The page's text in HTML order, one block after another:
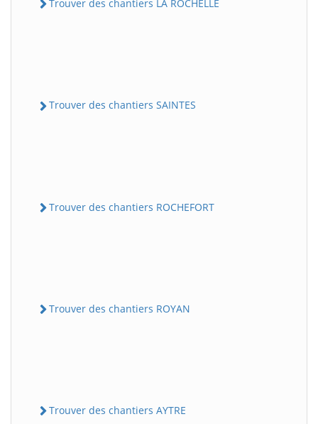
Trouver des chantiers LA ROCHELLE
Trouver des chantiers SAINTES
Trouver des chantiers ROCHEFORT
Trouver des chantiers ROYAN
Trouver des chantiers AYTRE